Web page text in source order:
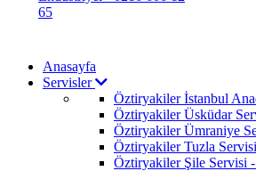
Anasayfa
Servisler
Öztiryakiler İstanbul
Öztiryakiler Üsküdar
Öztiryakiler Ümraniye
Öztiryakiler Tuzla
Öztiryakiler Şile Servisi